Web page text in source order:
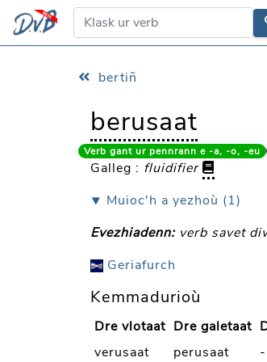
bertiñ
berusaat
Verb gant ur pennrann e -a, -o, -eu
Galleg : fluidifier
⯆ Muioc'h a yezhoù (1)
Evezhiadenn:verb savet
Geriafurch
Kemmadurioù
Dre vlotaat Dre galetaat
verusaat
perusaat -